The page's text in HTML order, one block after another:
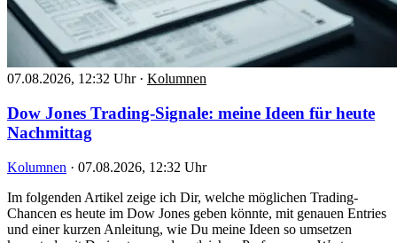
07.08.2026, 12:32 Uhr · Kolumnen
Dow Jones Trading-Signale: meine Ideen für heute
Nachmittag
Kolumnen · 07.08.2026, 12:32 Uhr
Im folgenden Artikel zeige ich Dir, welche möglichen Trading-
Chancen es heute im Dow Jones geben könnte, mit genauen Entries
und einer kurzen Anleitung, wie Du meine Ideen so umsetzen